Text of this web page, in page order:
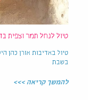
טיול לנחל תמר וצפית
טיול באדיבות אורן כהן
בשבת
להמשך קריאה >>>